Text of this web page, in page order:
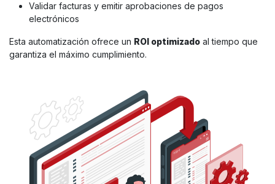
Validar facturas y emitir aprobaciones de pagos
electrónicos
Esta automatización ofrece un ROI optimizado al tiempo que
garantiza el máximo cumplimiento.